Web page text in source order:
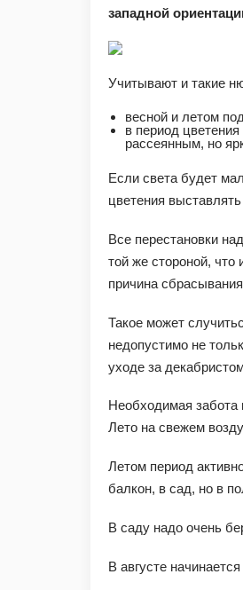
западной
Учитывают и такие
весной и летом
в период
рассеянным, но
Если света будет
цветения
Все перестановки
той же стороной,
причина
Такое может
недопустимо не
уходе за
Необходимая забота
Лето на свежем
Летом период
балкон, в сад, но в
В саду надо очень
В августе